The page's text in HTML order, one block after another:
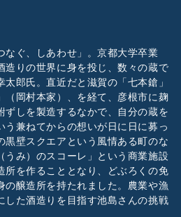
なぐ、しあわせ」。京都大学卒業
造りの世界に身を投じ、数々の蔵で
郎氏。直近だと滋賀の「七本鎗」
（岡村本家）、を経て、彦根市に麹
ずしを製造するなかで、自分の蔵を
う兼ねてからの想いが日に日に募っ
黒壁スクエアという風情ある町のな
うみ）のスコーレ」という商業施設
所を作ることとなり、どぶろくの免
の醸造所を持たれました。農業や漁
した酒造りを目指す池島さんの挑戦